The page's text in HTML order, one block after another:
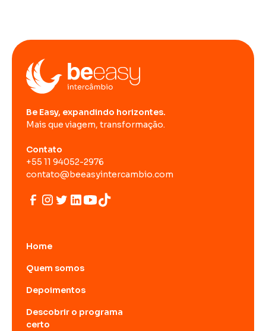
Be Easy, expandindo horizontes.
Mais que viagem, transformação.
Contato
+55 11 94052-2976
contato@beeasyintercambio.com
Home
Quem somos
Depoimentos
Descobrir o programa
certo